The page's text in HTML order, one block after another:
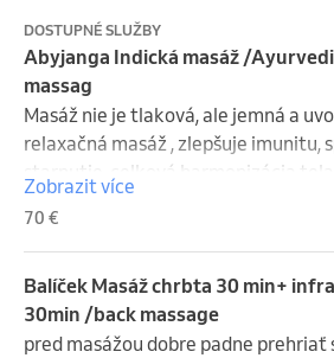
DOSTUPNÉ SLUŽBY
Abyjanga Indická masáž /
massag
Masáž nie je tlaková, ale jemná a
relaxačná masáž , zlepšuje imunitu,
starnutie, celková harmonizácia
oživuje organizmus, zvyšuje imunitu ,
proces starnutia, dodáva vitalitu,
pohodu.Abhyanga nie je len masáž.
gesto voči vlastnému telu. Spôsob,
na chvíľu zastaviť a vnímať sám seba.
všetko beží na plné obrátky, práve
Zobrazit více
70 €
Balíček Masáž chrbta 30 min+
30min /back massage
pred masážou dobre padne prehriať